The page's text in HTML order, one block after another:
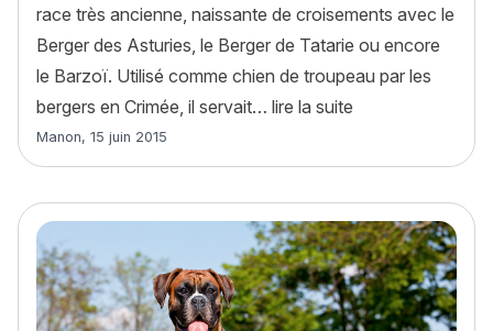
race très ancienne, naissante de croisements avec le
Berger des Asturies, le Berger de Tatarie ou encore
le Barzoï. Utilisé comme chien de troupeau par les
bergers en Crimée, il servait… lire la suite
Article rédigé par
Manon, 15 juin 2015